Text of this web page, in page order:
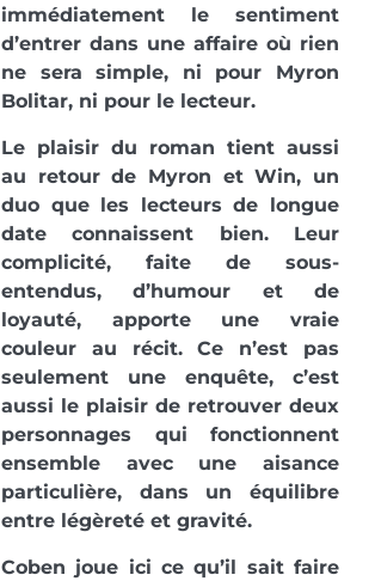
immédiatement le sentiment
d’entrer dans une affaire où rien
ne sera simple, ni pour Myron
Bolitar, ni pour le lecteur.
Le plaisir du roman tient aussi
au retour de Myron et Win, un
duo que les lecteurs de longue
date connaissent bien. Leur
complicité, faite de sous-
entendus, d’humour et de
loyauté, apporte une vraie
couleur au récit. Ce n’est pas
seulement une enquête, c’est
aussi le plaisir de retrouver deux
personnages qui fonctionnent
ensemble avec une aisance
particulière, dans un équilibre
entre légèreté et gravité.
Coben joue ici ce qu’il sait faire